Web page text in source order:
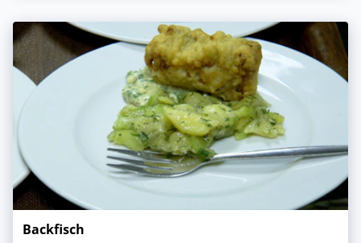
Backfisch